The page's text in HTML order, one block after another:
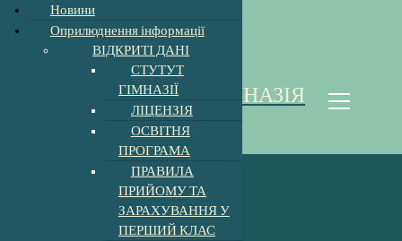
ХОЛМКІВСЬКА ГІМНАЗІЯ
Homoki Gimnázium
Новини
Оприлюднення інформації
ВІДКРИТІ ДАНІ
СТУТУТ
ГІМНАЗІЇ
ЛІЦЕНЗІЯ
ОСВІТНЯ
ПРОГРАМА
ПРАВИЛА
ПРИЙОМУ ТА
ЗАРАХУВАННЯ У
ПЕРШИЙ КЛАС